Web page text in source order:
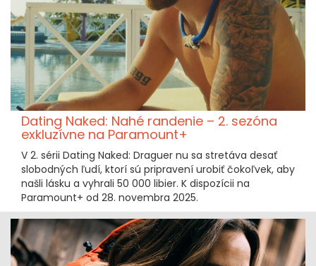
Dating Naked: Nahé randenie – 2. sezóna
exkluzívne na Paramount+
V 2. sérii Dating Naked: Draguer nu sa stretáva desať
slobodných ľudí, ktorí sú pripravení urobiť čokoľvek, aby
našli lásku a vyhrali 50 000 libier. K dispozícii na
Paramount+ od 28. novembra 2025.